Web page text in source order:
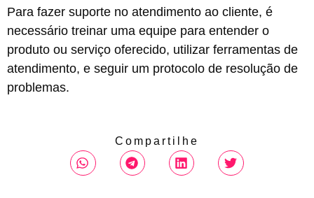
Para fazer suporte no atendimento ao cliente, é
necessário treinar uma equipe para entender o
produto ou serviço oferecido, utilizar ferramentas de
atendimento, e seguir um protocolo de resolução de
problemas.
Compartilhe